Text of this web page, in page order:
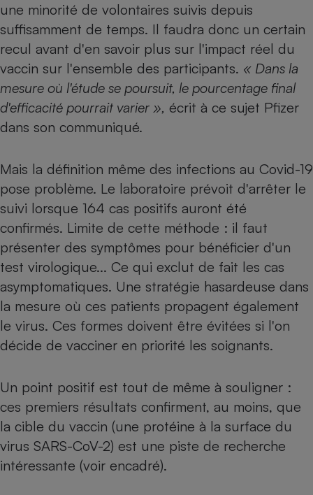
une minorité de volontaires suivis depuis
suffisamment de temps. Il faudra donc un certain
recul avant d'en savoir plus sur l'impact réel du
vaccin sur l'ensemble des participants. « Dans la
mesure où l'étude se poursuit, le pourcentage final
d'efficacité pourrait varier », écrit à ce sujet Pfizer
dans son communiqué.
Mais la définition même des infections au Covid-19
pose problème. Le laboratoire prévoit d'arrêter le
suivi lorsque 164 cas positifs auront été
confirmés. Limite de cette méthode : il faut
présenter des symptômes pour bénéficier d'un
test virologique... Ce qui exclut de fait les cas
asymptomatiques. Une stratégie hasardeuse dans
la mesure où ces patients propagent également
le virus. Ces formes doivent être évitées si l'on
décide de vacciner en priorité les soignants.
Un point positif est tout de même à souligner :
ces premiers résultats confirment, au moins, que
la cible du vaccin (une protéine à la surface du
virus SARS-CoV-2) est une piste de recherche
intéressante (voir encadré).
Robot ménager